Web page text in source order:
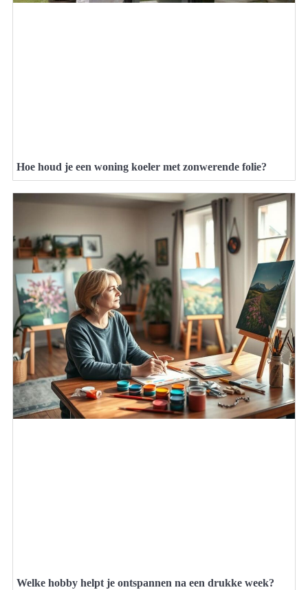
Hoe houd je een woning koeler met zonwerende folie?
Welke hobby helpt je ontspannen na een drukke week?